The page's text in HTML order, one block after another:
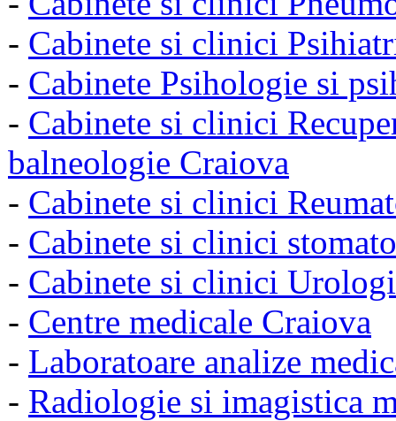
- Cabinete si clinici
- Cabinete Psihologie si
- Cabinete si clinici
balneologie Craiova
- Cabinete si clinici
- Cabinete si clinici
- Cabinete si clinici
- Centre medicale Craiova
- Laboratoare analize
- Radiologie si imagistica